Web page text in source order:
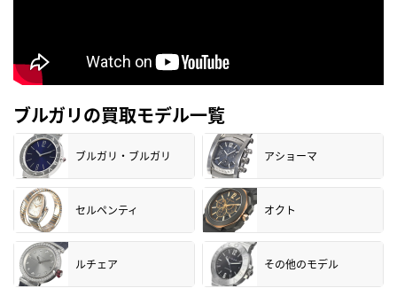
ブルガリの買取モデル一覧
ブルガリ・ブルガリ アショーマ
セルペンティ オクト
ルチェア その他のモデル